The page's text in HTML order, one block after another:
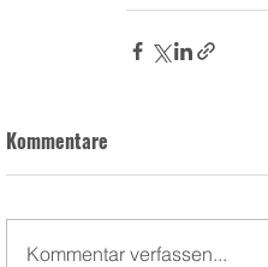
Kommentare
Kommentar verfassen...